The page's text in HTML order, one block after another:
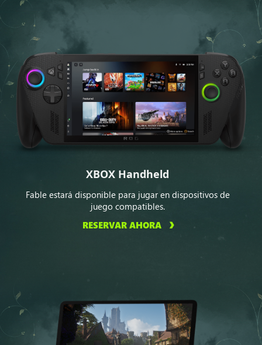
XBOX Handheld
Fable estará disponible para jugar en dispositivos de
juego compatibles.
RESERVAR AHORA